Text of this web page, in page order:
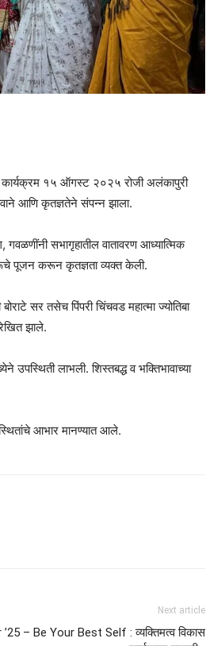
कार्यक्रम १५ ऑगस्ट २०२५ रोजी अलंकापुरी
आणि कृतज्ञतेने संपन्न झाला.
गवळणींनी सभागृहातील वातावरण आध्यात्मिक
पूजन करून कृतज्ञता व्यक्त केली.
सर तसेच पिंपरी चिंचवड महात्मा ज्योतिबा
झाले.
उपस्थिती लाभली. शिस्तबद्ध व भक्तिभावाच्या
आभार मानण्यात आले.
Next article
– Be Your Best Self : व्यक्तिमत्व विकास